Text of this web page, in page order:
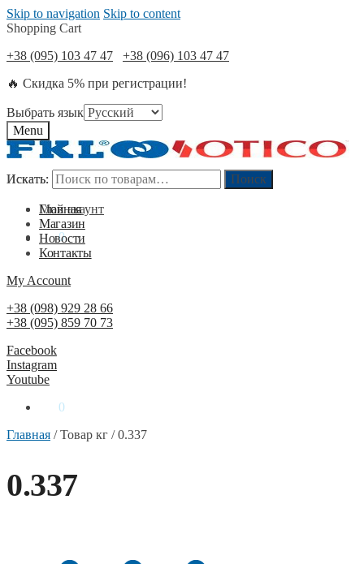
Skip to navigation Skip to content
Shopping Cart
+38 (095) 103 47 47
+38 (096) 103 47 47
🔥 Скидка 5% при регистрации!
Выбрать язык
Menu
Искать: Поиск
Мой акаунт
0₴ 0
Искать: Поиск
Главная
Магазин
Новости
Контакты
My Account
+38 (098) 929 28 66
+38 (095) 859 70 73
Facebook
Instagram
Youtube
0
Главная /Товар кг /0.337
0.337